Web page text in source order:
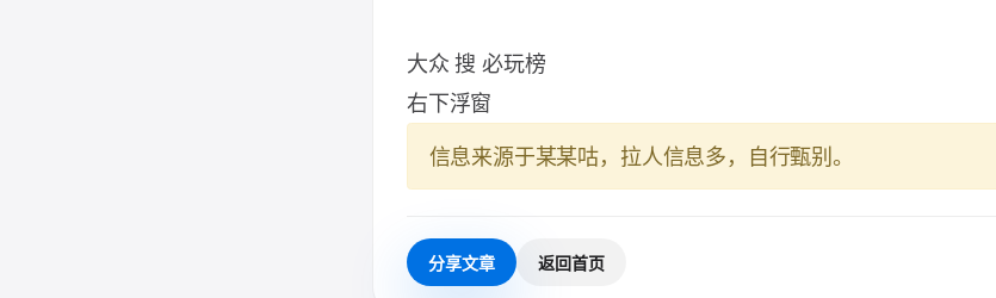
大众 搜 必玩榜
右下浮窗
信息来源于某某咕，拉人信息多，自行甄别。
分享文章 返回首页